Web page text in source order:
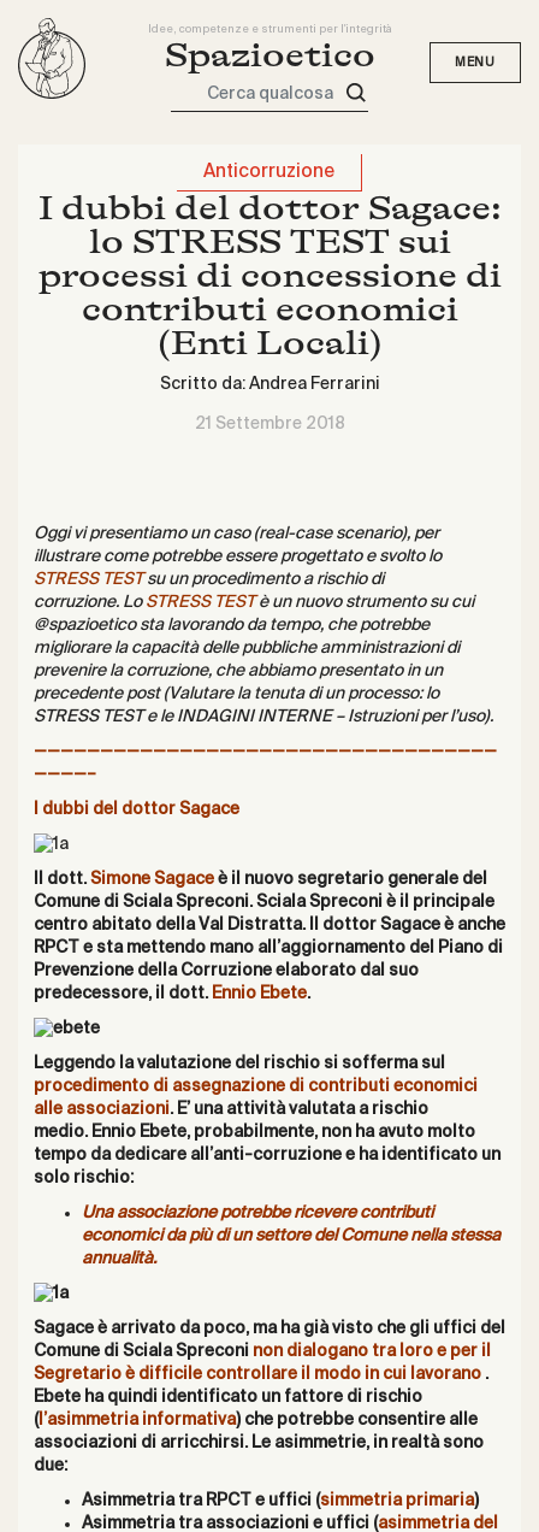
Idee, competenze e strumenti per l'integrità
Spazioetico
Cerca qualcosa
Anticorruzione
I dubbi del dottor Sagace:
lo STRESS TEST sui
processi di concessione di
contributi economici
(Enti Locali)
Scritto da: Andrea Ferrarini
21 Settembre 2018
Oggi vi presentiamo un caso (real-case scenario), per
illustrare come potrebbe essere progettato e svolto lo
STRESS TESTsu un procedimento a rischio di
corruzione. Lo STRESS TESTè un nuovo strumento su cui
@spazioetico sta lavorando da tempo, che potrebbe
migliorare la capacità delle pubbliche amministrazioni di
prevenire la corruzione, che abbiamo presentato in un
precedente post (Valutare la tenuta di un processo: lo
STRESS TEST e le INDAGINI INTERNE – Istruzioni per l’uso).
———————————————————————————————————
————–
I dubbi del dottor Sagace
Il dott. Simone Sagaceè il nuovo segretario generale del
Comune di Sciala Spreconi. Sciala Spreconi è il principale
centro abitato della Val Distratta. Il dottor Sagace è anche
RPCT e sta mettendo mano all’aggiornamento del Piano di
Prevenzione della Corruzione elaborato dal suo
predecessore, il dott. Ennio Ebete.
Leggendo la valutazione del rischio si sofferma sul
procedimento di assegnazione di contributi economici
alle associazioni. E’ una attività valutata a rischio
medio. Ennio Ebete, probabilmente, non ha avuto molto
tempo da dedicare all’anti-corruzione e ha identificato un
solo rischio:
Una associazione potrebbe ricevere contributi
economici da più di un settore del Comune nella stessa
annualità.
Sagace è arrivato da poco, ma ha già visto che gli uffici del
Comune di Sciala Spreconi non dialogano tra loro e per il
Segretario è difficile controllare il modo in cui lavorano.
Ebete ha quindi identificato un fattore di rischio
(l’asimmetria informativa) che potrebbe consentire alle
associazioni di arricchirsi. Le asimmetrie, in realtà sono
due:
Asimmetria tra RPCT e uffici (simmetria primaria)
Asimmetria tra associazioni e uffici (asimmetria del